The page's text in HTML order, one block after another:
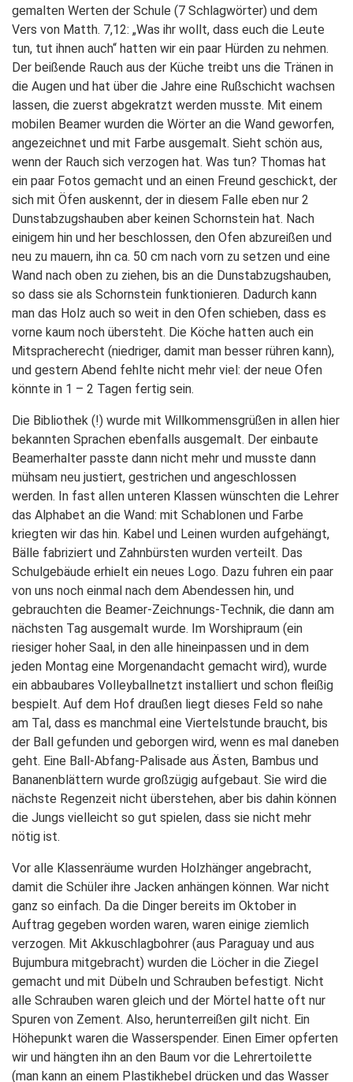
gemalten Werten der Schule (7 Schlagwörter) und dem
Vers von Matth. 7,12: „Was ihr wollt, dass euch die Leute
tun, tut ihnen auch“ hatten wir ein paar Hürden zu nehmen.
Der beißende Rauch aus der Küche treibt uns die Tränen in
die Augen und hat über die Jahre eine Rußschicht wachsen
lassen, die zuerst abgekratzt werden musste. Mit einem
mobilen Beamer wurden die Wörter an die Wand geworfen,
angezeichnet und mit Farbe ausgemalt. Sieht schön aus,
wenn der Rauch sich verzogen hat. Was tun? Thomas hat
ein paar Fotos gemacht und an einen Freund geschickt, der
sich mit Öfen auskennt, der in diesem Falle eben nur 2
Dunstabzugshauben aber keinen Schornstein hat. Nach
einigem hin und her beschlossen, den Ofen abzureißen und
neu zu mauern, ihn ca. 50 cm nach vorn zu setzen und eine
Wand nach oben zu ziehen, bis an die Dunstabzugshauben,
so dass sie als Schornstein funktionieren. Dadurch kann
man das Holz auch so weit in den Ofen schieben, dass es
vorne kaum noch übersteht. Die Köche hatten auch ein
Mitspracherecht (niedriger, damit man besser rühren kann),
und gestern Abend fehlte nicht mehr viel: der neue Ofen
könnte in 1 – 2 Tagen fertig sein.
Die Bibliothek (!) wurde mit Willkommensgrüßen in allen hier
bekannten Sprachen ebenfalls ausgemalt. Der einbaute
Beamerhalter passte dann nicht mehr und musste dann
mühsam neu justiert, gestrichen und angeschlossen
werden. In fast allen unteren Klassen wünschten die Lehrer
das Alphabet an die Wand: mit Schablonen und Farbe
kriegten wir das hin. Kabel und Leinen wurden aufgehängt,
Bälle fabriziert und Zahnbürsten wurden verteilt. Das
Schulgebäude erhielt ein neues Logo. Dazu fuhren ein paar
von uns noch einmal nach dem Abendessen hin, und
gebrauchten die Beamer-Zeichnungs-Technik, die dann am
nächsten Tag ausgemalt wurde. Im Worshipraum (ein
riesiger hoher Saal, in den alle hineinpassen und in dem
jeden Montag eine Morgenandacht gemacht wird), wurde
ein abbaubares Volleyballnetzt installiert und schon fleißig
bespielt. Auf dem Hof draußen liegt dieses Feld so nahe
am Tal, dass es manchmal eine Viertelstunde braucht, bis
der Ball gefunden und geborgen wird, wenn es mal daneben
geht. Eine Ball-Abfang-Palisade aus Ästen, Bambus und
Bananenblättern wurde großzügig aufgebaut. Sie wird die
nächste Regenzeit nicht überstehen, aber bis dahin können
die Jungs vielleicht so gut spielen, dass sie nicht mehr
nötig ist.
Vor alle Klassenräume wurden Holzhänger angebracht,
damit die Schüler ihre Jacken anhängen können. War nicht
ganz so einfach. Da die Dinger bereits im Oktober in
Auftrag gegeben worden waren, waren einige ziemlich
verzogen. Mit Akkuschlagbohrer (aus Paraguay und aus
Bujumbura mitgebracht) wurden die Löcher in die Ziegel
gemacht und mit Dübeln und Schrauben befestigt. Nicht
alle Schrauben waren gleich und der Mörtel hatte oft nur
Spuren von Zement. Also, herunterreißen gilt nicht. Ein
Höhepunkt waren die Wasserspender. Einen Eimer opferten
wir und hängten ihn an den Baum vor die Lehrertoilette
(man kann an einem Plastikhebel drücken und das Wasser